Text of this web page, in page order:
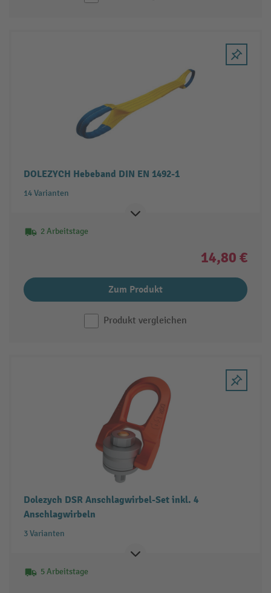
DOLEZYCH Hebeband DIN EN 1492-1
14 Varianten
2 Arbeitstage
14,80 €
Zum Produkt
Produkt vergleichen
Dolezych DSR Anschlagwirbel-Set inkl. 4
Anschlagwirbeln
3 Varianten
5 Arbeitstage